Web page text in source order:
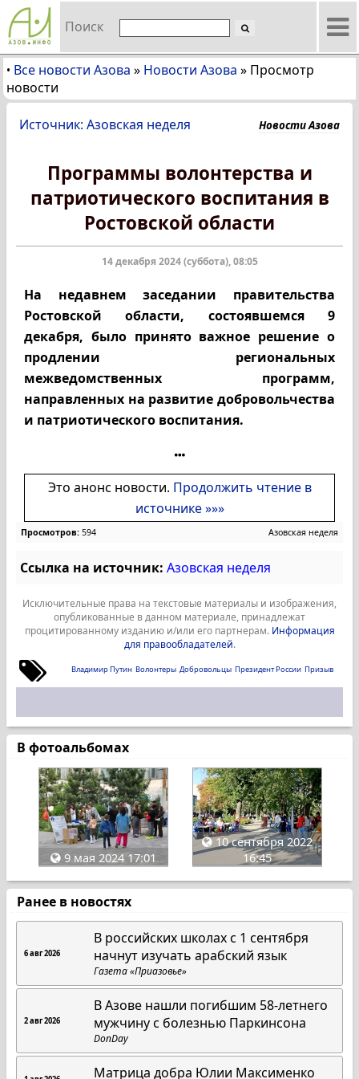
Поиск
• Все новости Азова » Новости Азова » Просмотр
новости
Источник: Азовская неделя Новости Азова
Программы волонтерства и
патриотического воспитания в
Ростовской области
14 декабря 2024 (суббота), 08:05
На недавнем заседании правительства
Ростовской области, состоявшемся 9
декабря, было принято важное решение о
продлении региональных
межведомственных программ,
направленных на развитие добровольчества
и патриотического воспитания.
Это анонс новости. Продолжить чтение в
источнике »»»
Просмотров: 594 Азовская неделя
Ссылка на источник: Азовская неделя
Исключительные права на текстовые материалы и изображения,
опубликованные в данном материале, принадлежат
процитированному изданию и/или его партнерам. Информация
для правообладателей.
Владимир Путин Волонтеры Добровольцы Президент России Призыв
В фотоальбомах
9 мая 2024 17:01
10 сентября 2022
16:45
Ранее в новостях
6 авг 2026
В российских школах с 1 сентября
начнут изучать арабский язык
Газета «Приазовье»
2 авг 2026
В Азове нашли погибшим 58-летнего
мужчину с болезнью Паркинсона
DonDay
Матрица добра Юлии Максименко